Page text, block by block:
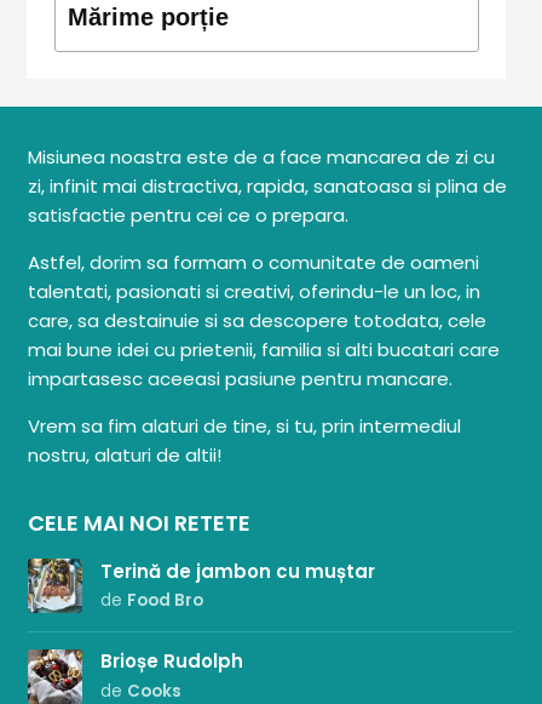
Mărime porție
Misiunea noastra este de a face mancarea de zi cu
zi, infinit mai distractiva, rapida, sanatoasa si plina de
satisfactie pentru cei ce o prepara.
Astfel, dorim sa formam o comunitate de oameni
talentati, pasionati si creativi, oferindu-le un loc, in
care, sa destainuie si sa descopere totodata, cele
mai bune idei cu prietenii, familia si alti bucatari care
impartasesc aceeasi pasiune pentru mancare.
Vrem sa fim alaturi de tine, si tu, prin intermediul
nostru, alaturi de altii!
CELE MAI NOI RETETE
Terină de jambon cu muștar
de Food Bro
Brioșe Rudolph
de Cooks